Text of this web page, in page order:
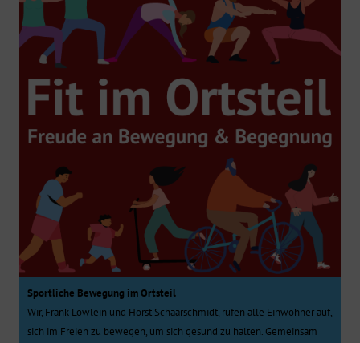
Sportliche Bewegung im Ortsteil
Wir, Frank Löwlein und Horst Schaarschmidt, rufen alle Einwohner auf,
sich im Freien zu bewegen, um sich gesund zu halten. Gemeinsam